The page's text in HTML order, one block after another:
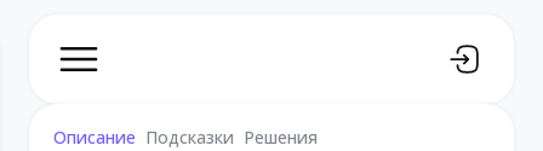
Описание Подсказки Решения